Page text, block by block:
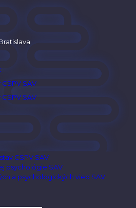
SAV
SAV
CSPV SAV
psychológie SAV
a psychologických vied SAV